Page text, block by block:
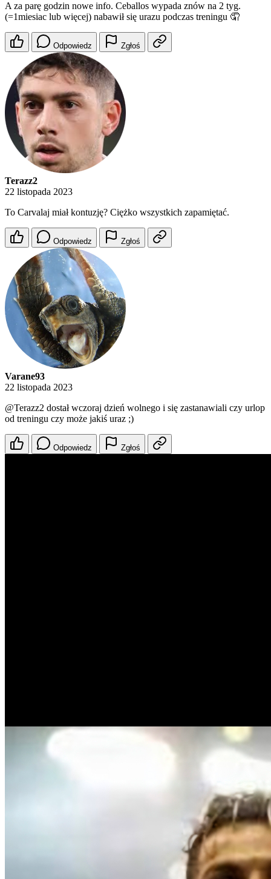
A za parę godzin nowe info. Ceballos wypada znów na 2 tyg.
(=1miesiac lub więcej) nabawił się urazu podczas treningu 🤦
Odpowiedz Zgłoś
Terazz2
22 listopada 2023
To Carvalaj miał kontuzję? Ciężko wszystkich zapamiętać.
Odpowiedz Zgłoś
Varane93
22 listopada 2023
@Terazz2 dostał wczoraj dzień wolnego i się zastanawiali czy urlop
od treningu czy może jakiś uraz ;)
Odpowiedz Zgłoś